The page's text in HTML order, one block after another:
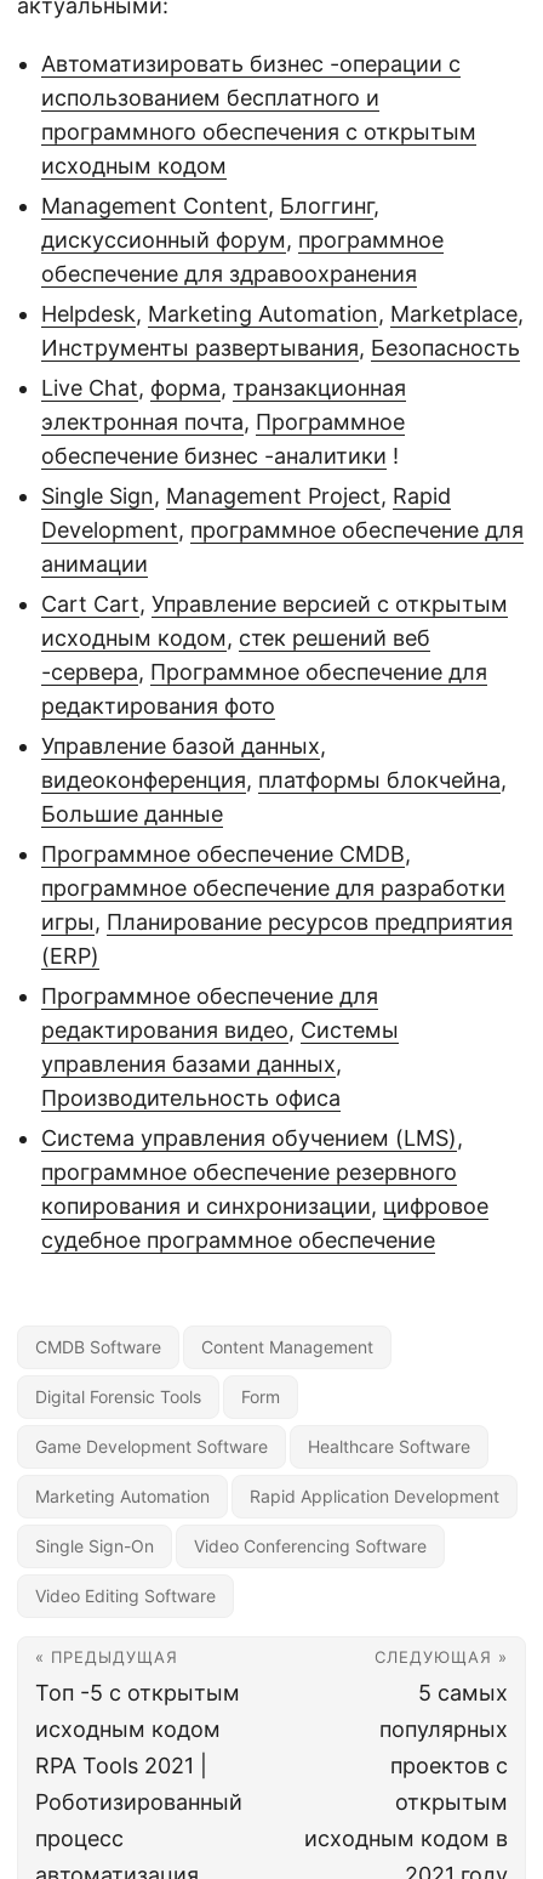
актуальными:
Автоматизировать бизнес -операции с
использованием бесплатного и
программного обеспечения с открытым
исходным кодом
Management Content, Блоггинг,
дискуссионный форум, программное
обеспечение для здравоохранения
Helpdesk, Marketing Automation, Marketplace,
Инструменты развертывания, Безопасность
Live Chat, форма, транзакционная
электронная почта, Программное
обеспечение бизнес -аналитики !
Single Sign, Management Project, Rapid
Development, программное обеспечение для
анимации
Cart Cart, Управление версией с открытым
исходным кодом, стек решений веб
-сервера, Программное обеспечение для
редактирования фото
Управление базой данных,
видеоконференция, платформы блокчейна,
Большие данные
Программное обеспечение CMDB,
программное обеспечение для разработки
игры, Планирование ресурсов предприятия
(ERP)
Программное обеспечение для
редактирования видео, Системы
управления базами данных,
Производительность офиса
Система управления обучением (LMS),
программное обеспечение резервного
копирования и синхронизации, цифровое
судебное программное обеспечение
CMDB Software Content Management
Digital Forensic Tools Form
Game Development Software Healthcare Software
Marketing Automation Rapid Application Development
Single Sign-On Video Conferencing Software
Video Editing Software
« ПРЕДЫДУЩАЯ
Топ -5 с открытым
исходным кодом
RPA Tools 2021 |
Роботизированный
процесс
СЛЕДУЮЩАЯ »
5 самых
популярных
проектов с
открытым
исходным кодом в